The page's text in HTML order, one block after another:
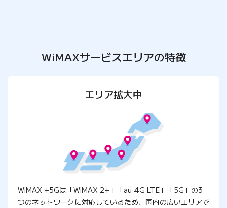
WiMAXサービスエリアの特徴
エリア拡大中
WiMAX +5Gは「WiMAX 2+」「au 4G LTE」「5G」の3
つのネットワークに対応しているため、国内の広いエリアで